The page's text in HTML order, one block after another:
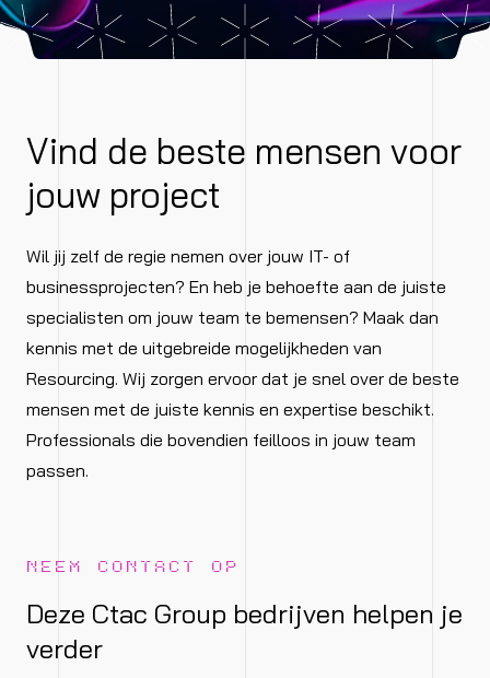
Vind de beste mensen voor
jouw project
Wil jij zelf de regie nemen over jouw IT- of
businessprojecten? En heb je behoefte aan de juiste
specialisten om jouw team te bemensen? Maak dan
kennis met de uitgebreide mogelijkheden van
Resourcing. Wij zorgen ervoor dat je snel over de beste
mensen met de juiste kennis en expertise beschikt.
Professionals die bovendien feilloos in jouw team
passen.
NEEM CONTACT OP
Deze Ctac Group bedrijven helpen je
verder